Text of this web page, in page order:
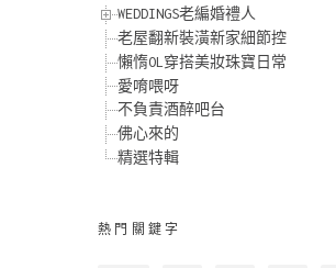
WEDDINGS老編婚禮人
老屋翻新裝潢新家細節控
懶惰OL穿搭美妝珠寶日常
愛唷喂呀
不負責酒醉吧台
佛心來的
精選特輯
熱門關鍵字